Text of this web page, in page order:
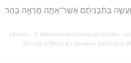
בְּתַ֨בְנִיתָ֔ם אֲשֶׁר־אַתָּ֥ה מָרְאֶ֖ה בָּהָֽר׃
Hébreu : © Westminster Leningrad Codex -
Society of Biblical Literature and Logos